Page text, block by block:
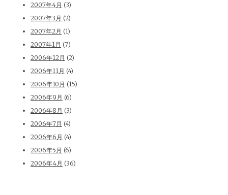
2007年4月 (3)
2007年3月 (2)
2007年2月 (1)
2007年1月 (7)
2006年12月 (2)
2006年11月 (4)
2006年10月 (15)
2006年9月 (6)
2006年8月 (3)
2006年7月 (4)
2006年6月 (4)
2006年5月 (6)
2006年4月 (36)